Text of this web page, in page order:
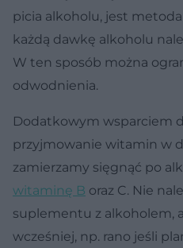
picia alkoholu, jest metoda
każdą dawkę alkoholu
W ten sposób można
odwodnienia.
Dodatkowym wsparciem
przyjmowanie witamin w
zamierzamy sięgnąć po
witaminę B oraz C. Nie
suplementu z alkoholem,
wcześniej, np. rano jeśli